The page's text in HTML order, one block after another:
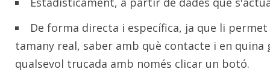
De forma directa i específica, ja que li
tamany real, saber amb què contacte i en
qualsevol trucada amb només clicar un botó.